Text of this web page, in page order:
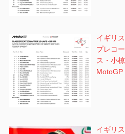
イギリ
プレコ
ス・小
MotoGP
イギリ